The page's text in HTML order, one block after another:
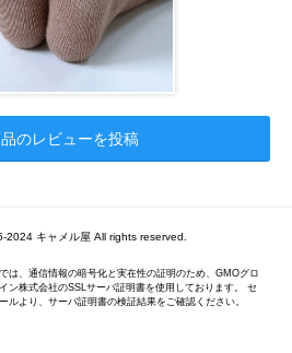
のレビューを投稿
2024 キャメル屋 All rights reserved.
は、通信情報の暗号化と実在性の証明のため、GMOグロ
ン株式会社のSSLサーバ証明書を使用しております。 セ
ルより、サーバ証明書の検証結果をご確認ください。